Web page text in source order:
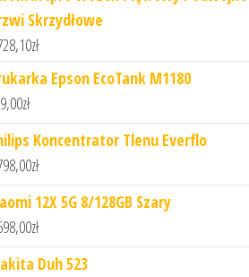
Skrzydłowe
zł
Epson EcoTank M1180
zł
Koncentrator Tlenu Everflo
zł
12X 5G 8/128GB Szary
zł
Duh 523